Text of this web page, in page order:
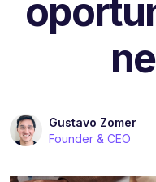
Gustavo Zomer
Founder & CEO